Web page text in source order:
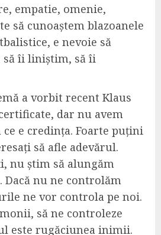
empatie, omenie,
să cunoaștem blazoanele
e nevoie să
să îi liniștim, să îi
a vorbit recent Klaus
dar nu avem
e credința. Foarte puțini
să afle adevărul.
nu știm să alungăm
Dacă nu ne controlăm
ne vor controla pe noi.
să ne controleze
este rugăciunea inimii.